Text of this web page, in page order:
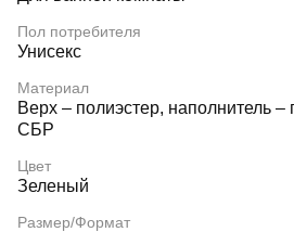
Пол потребителя
Унисекс
Материал
Верх – полиэстер, наполнитель –
СБР
Цвет
Зеленый
Размер/Формат